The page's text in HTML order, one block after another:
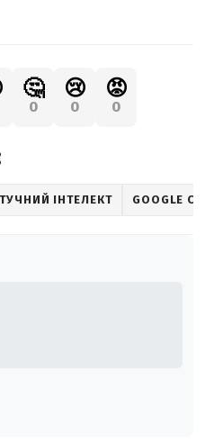
🤔
0
😢
0
😡
0
ІНТЕЛЕКТ GOOGLE